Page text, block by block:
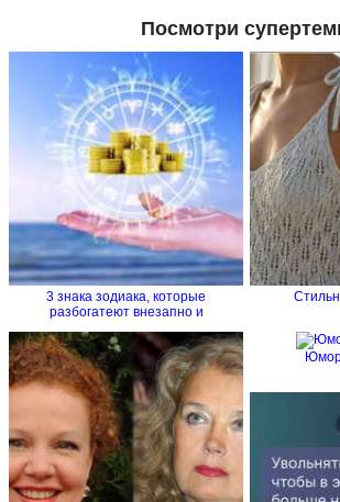
Посмотри
3 знака зодиака, которые
разбогатеют внезапно и
Юмор